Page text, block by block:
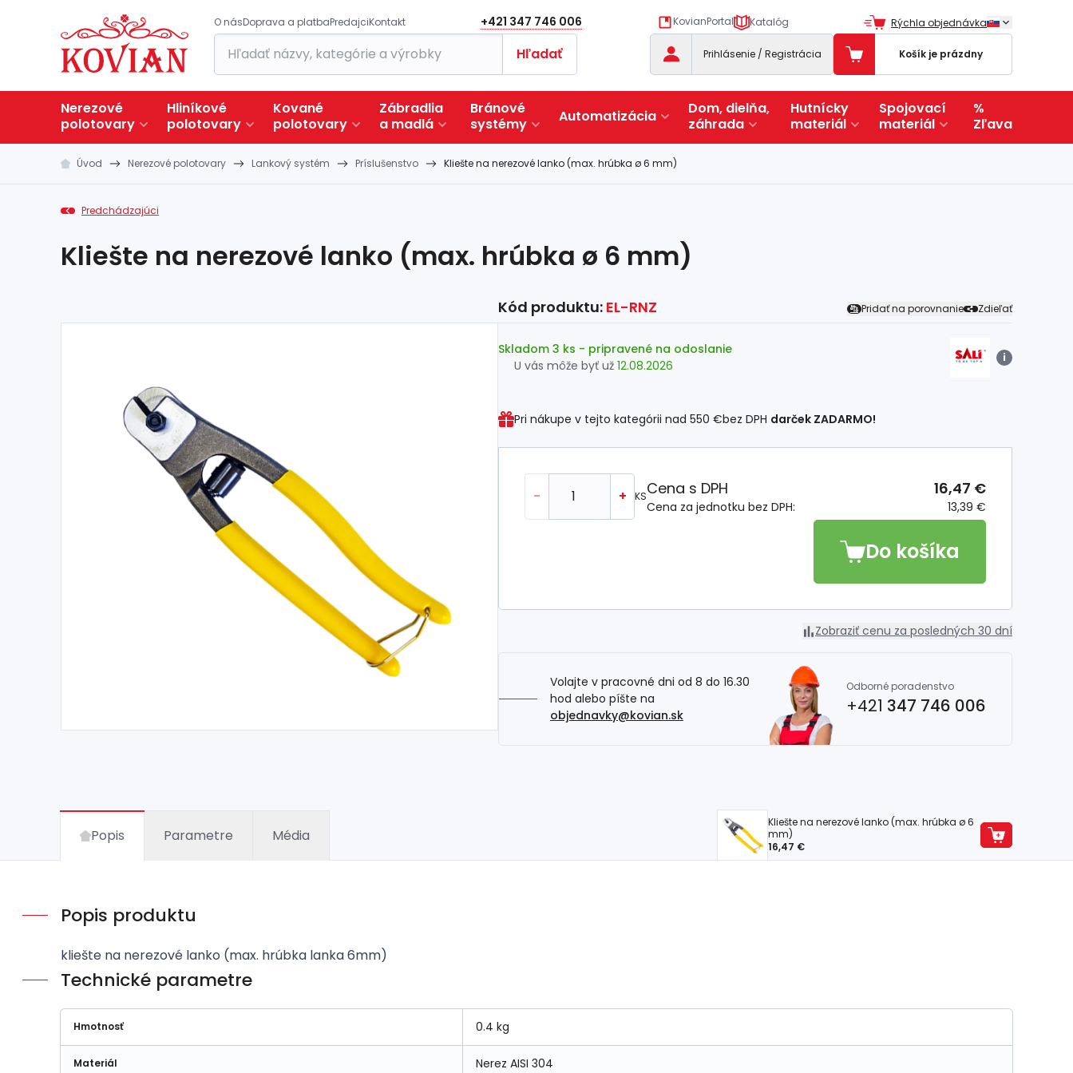
O násDoprava a platbaPredajciKontakt +421 347 746 006 KovianPortal Katalóg Rýchla objednávka
Hľadať Prihlásenie / Registrácia Košík je prázdny
Nerezové
polotovary
Hliníkové
polotovary
Kované
polotovary
Zábradlia
a madlá
Bránové
systémy
Automatizácia
Dom, dielňa,
záhrada
Hutnícky
materiál
Spojovací
materiál
%
Zľava
Úvod Nerezové polotovary Lankový systém Príslušenstvo Kliešte na nerezové lanko (max. hrúbka ø 6 mm)
Predchádzajúci
Kliešte na nerezové lanko (max. hrúbka ø 6 mm)
Kód produktu: EL-RNZ Pridať na porovnanie Zdieľať
Skladom 3 ks - pripravené na odoslanie
U vás môže byť už 12.08.2026
i
Pri nákupe v tejto kategórii nad 550 €bez DPH darček ZADARMO!
- + KS
Cena za jednotku bez DPH: 13,39 €
Cena s DPH 16,47 €
Do košíka
Zobraziť cenu za posledných 30 dní
Volajte v pracovné dni od 8 do 16.30
hod alebo píšte na
objednavky@kovian.sk
Odborné poradenstvo
+421 347 746 006
Popis Parametre Média
Kliešte na nerezové lanko (max. hrúbka ø 6
mm)
16,47 €
Popis produktu
kliešte na nerezové lanko (max. hrúbka lanka 6mm)
Technické parametre
Hmotnosť 0.4 kg
Materiál Nerez AISI 304